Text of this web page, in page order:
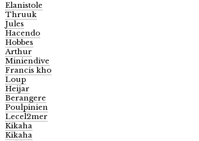
Elanistole
Thruuk
Jules
Hacendo
Hobbes
Arthur
Miniendive
Francis kho
Loup
Heijar
Berangere
Poulpinien
Lecel2mer
Kikaha
Kikaha